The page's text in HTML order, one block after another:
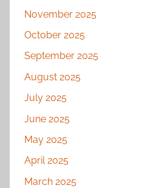
November 2025
October 2025
September 2025
August 2025
July 2025
June 2025
May 2025
April 2025
March 2025